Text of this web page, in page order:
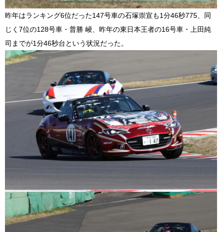
昨年はランキング6位だった147号車の石塚崇宣も1分46秒775 、同
じく 7位の1 28号車・普勝 崚、昨年の東日本王者の16号車・上田純
司までが1分46秒台という状況だった。